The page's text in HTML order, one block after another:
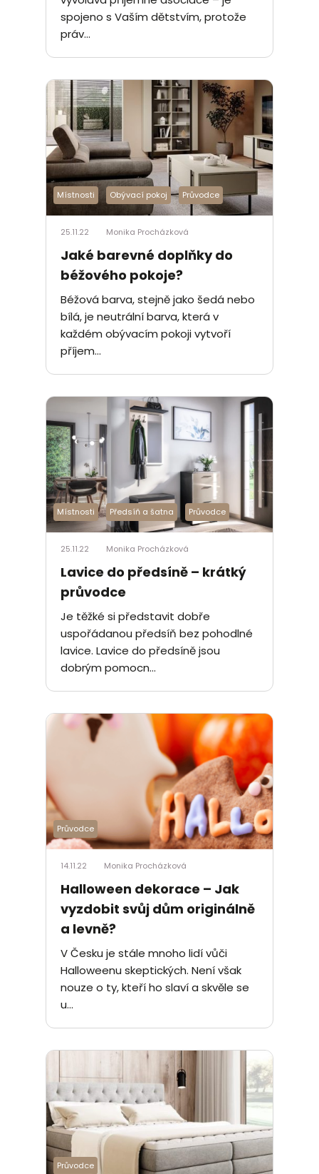
spojeno s Vaším dětstvím, protože
práv...
Místnosti Obývací pokoj Průvodce
25.11.22 Monika Procházková
Jaké barevné doplňky do
béžového pokoje?
Béžová barva, stejně jako šedá nebo
bílá, je neutrální barva, která v
každém obývacím pokoji vytvoří
příjem...
Místnosti Předsíň a šatna Průvodce
25.11.22 Monika Procházková
Lavice do předsíně – krátký
průvodce
Je těžké si představit dobře
uspořádanou předsíň bez pohodlné
lavice. Lavice do předsíně jsou
dobrým pomocn...
Průvodce
14.11.22 Monika Procházková
Halloween dekorace – Jak
vyzdobit svůj dům originálně
a levně?
V Česku je stále mnoho lidí vůči
Halloweenu skeptických. Není však
nouze o ty, kteří ho slaví a skvěle se
u...
Průvodce